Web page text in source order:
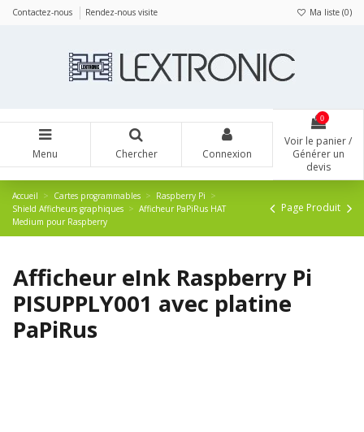
Contactez-nous Rendez-nous visite Ma liste (0)
Menu Chercher Connexion
0
Voir le panier /
Générer un
devis
Accueil Cartes programmables
Raspberry Pi
Shield Afficheurs graphiques
Afficheur PaPiRus HAT
Medium pour Raspberry
Page Produit
Afficheur eInk Raspberry Pi
PISUPPLY001 avec platine
PaPiRus
Panneau de gestion des cookies